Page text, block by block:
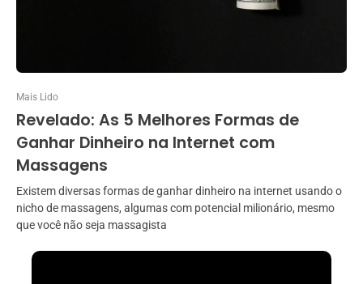
Mais Lido
Revelado: As 5 Melhores Formas de
Ganhar Dinheiro na Internet com
Massagens
Existem diversas formas de ganhar dinheiro na internet usando o
nicho de massagens, algumas com potencial milionário, mesmo
que você não seja massagista